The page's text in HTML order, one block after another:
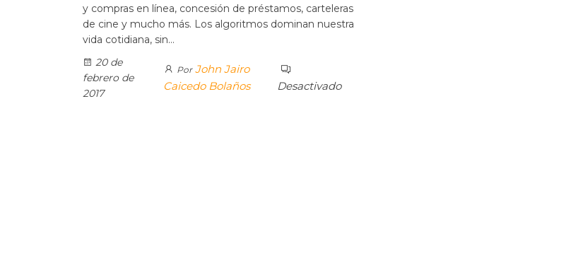
y compras en línea, concesión de préstamos, carteleras
de cine y mucho más. Los algoritmos dominan nuestra
vida cotidiana, sin…
20 de
febrero de
2017
Por John Jairo
Caicedo Bolaños
Desactivado